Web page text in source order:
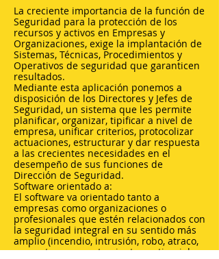
La creciente importancia de la función de
Seguridad para la protección de los
recursos y activos en Empresas y
Organizaciones, exige la implantación de
Sistemas, Técnicas, Procedimientos y
Operativos de seguridad que garanticen
resultados.
Mediante esta aplicación ponemos a
disposición de los Directores y Jefes de
Seguridad, un sistema que les permite
planificar, organizar, tipificar a nivel de
empresa, unificar criterios, protocolizar
actuaciones, estructurar y dar respuesta
a las crecientes necesidades en el
desempeño de sus funciones de
Dirección de Seguridad.
Software orientado a:
El software va orientado tanto a
empresas como organizaciones o
profesionales que estén relacionados con
la seguridad integral en su sentido más
amplio (incendio, intrusión, robo, atraco,
secuestro, comportamientos antisociales,